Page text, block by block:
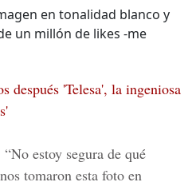
en tonalidad blanco y
un millón de likes -me
después 'Telesa', la ingeniosa
estoy segura de qué
nos tomaron esta foto en